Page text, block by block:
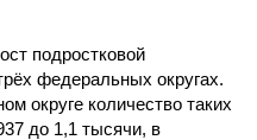
подростковой
федеральных округах.
округе количество таких
до 1,1 тысячи, в